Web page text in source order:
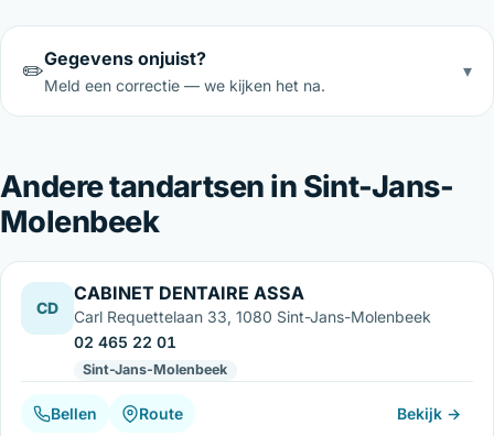
✏️Gegevens onjuist?
Meld een correctie — we kijken het na.
▾
Andere tandartsen in Sint-Jans-
Molenbeek
CD
CABINET DENTAIRE ASSA
Carl Requettelaan 33, 1080 Sint-Jans-Molenbeek
02 465 22 01
Sint-Jans-Molenbeek
Bellen Route Bekijk →